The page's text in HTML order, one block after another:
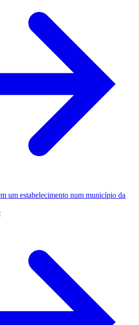
um estabelecimento num município da